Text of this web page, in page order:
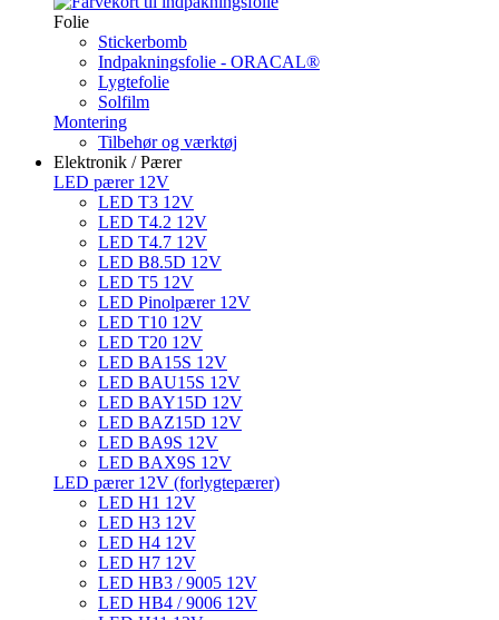
Folie
Stickerbomb
Indpakningsfolie - ORACAL®
Lygtefolie
Solfilm
Montering
Tilbehør og værktøj
Elektronik / Pærer
LED pærer 12V
LED T3 12V
LED T4.2 12V
LED T4.7 12V
LED B8.5D 12V
LED T5 12V
LED Pinolpærer 12V
LED T10 12V
LED T20 12V
LED BA15S 12V
LED BAU15S 12V
LED BAY15D 12V
LED BAZ15D 12V
LED BA9S 12V
LED BAX9S 12V
LED pærer 12V (forlygtepærer)
LED H1 12V
LED H3 12V
LED H4 12V
LED H7 12V
LED HB3 / 9005 12V
LED HB4 / 9006 12V